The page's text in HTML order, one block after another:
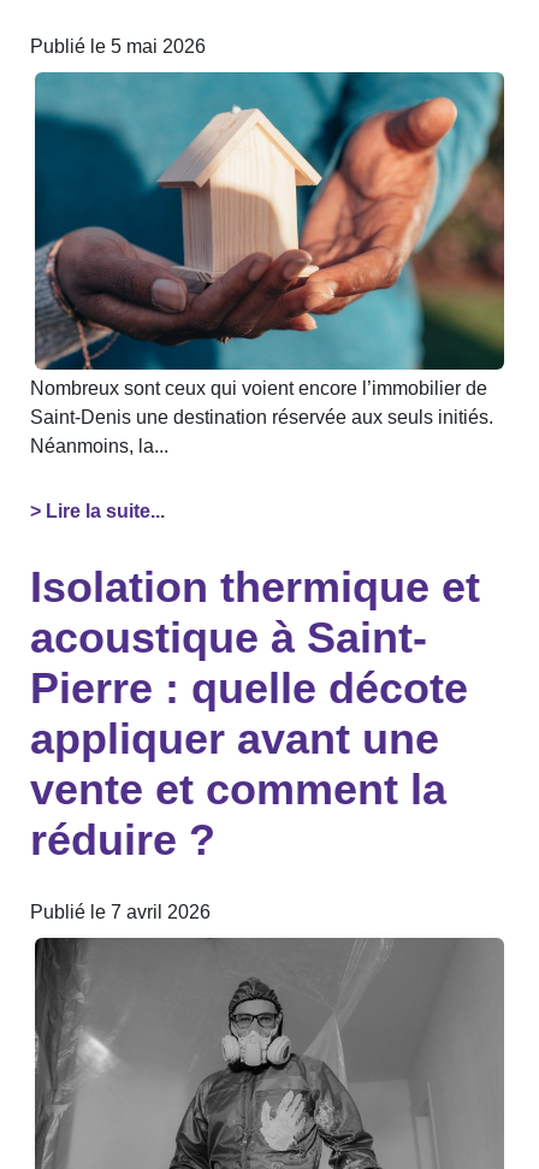
Publié le 5 mai 2026
Nombreux sont ceux qui voient encore l’immobilier de
Saint-Denis une destination réservée aux seuls initiés.
Néanmoins, la...
> Lire la suite...
Isolation thermique et
acoustique à Saint-
Pierre : quelle décote
appliquer avant une
vente et comment la
réduire ?
Publié le 7 avril 2026